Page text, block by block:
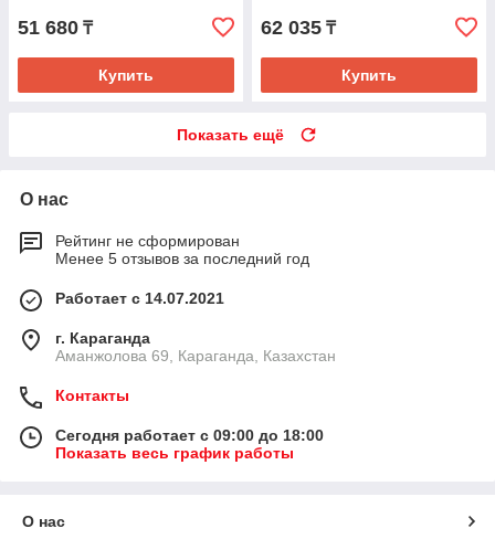
51 680 ₸
Купить
62 035 ₸
Купить
Показать ещё
О нас
Рейтинг не сформирован
Менее 5 отзывов за последний год
Работает с 14.07.2021
г. Караганда
Аманжолова 69, Караганда, Казахстан
Контакты
Сегодня работает с 09:00 до 18:00
Показать весь график работы
О нас